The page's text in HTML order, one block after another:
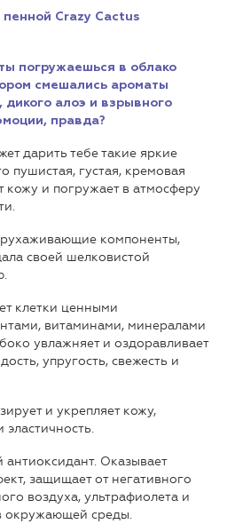
Crazy Cactus
погружаешься в облако
смешались ароматы
дикого алоэ и взрывного
правда?
дарить тебе такие яркие
пушистая, густая, кремовая
кожу и погружает в атмосферу
компоненты,
своей шелковистой
клетки ценными
витаминами, минералами
увлажняет и оздоравливает
упругость, свежесть и
и укрепляет кожу,
эластичность.
Оказывает
защищает от негативного
воздуха, ультрафиолета и
окружающей среды.